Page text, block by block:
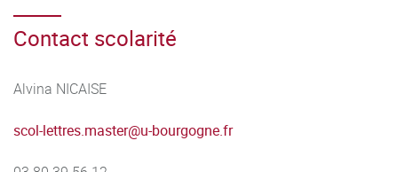
Contact scolarité
Alvina NICAISE
scol-lettres.master@u-bourgogne.fr